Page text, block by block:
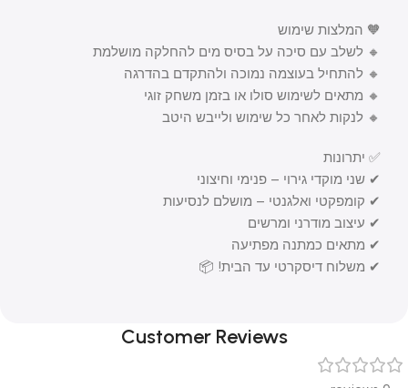
🧡 המלצות שימוש
🔸 לשלב עם סיכה על בסיס מים להחלקה מושלמת
🔸 להתחיל בעוצמה נמוכה ולהתקדם בהדרגה
🔸 מתאים לשימוש סולו או בזמן משחק זוגי
🔸 לנקות לאחר כל שימוש ולייבש היטב
✅ יתרונות
✔ שני מוקדי גירוי – פנימי וחיצוני
✔ קומפקטי ואלגנטי – מושלם לנסיעות
✔ עיצוב מודרני ומרשים
✔ מתאים כמתנה מפתיעה
✔ משלוח דיסקרטי עד הבית! 📦
Customer Reviews